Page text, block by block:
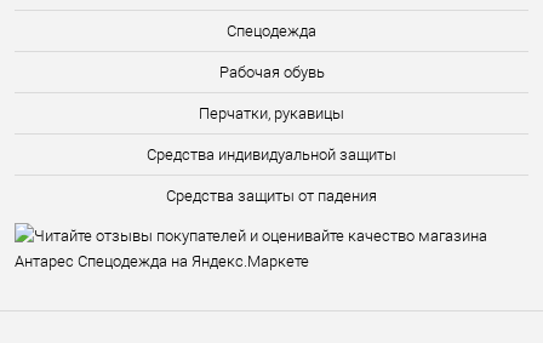
Спецодежда
Рабочая обувь
Перчатки, рукавицы
Средства индивидуальной защиты
Средства защиты от падения